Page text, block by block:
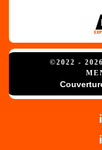
©2022 -